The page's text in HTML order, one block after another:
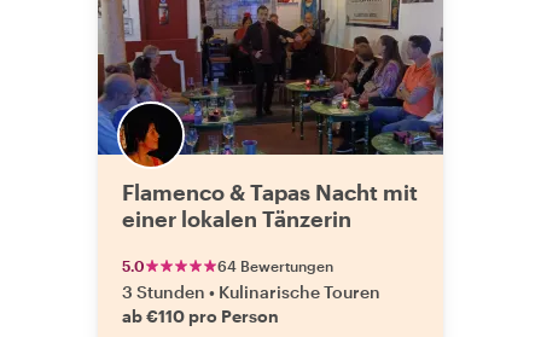
Flamenco & Tapas Nacht mit
einer lokalen Tänzerin
5.0 64 Bewertungen
3 Stunden • Kulinarische Touren
ab €110 pro Person